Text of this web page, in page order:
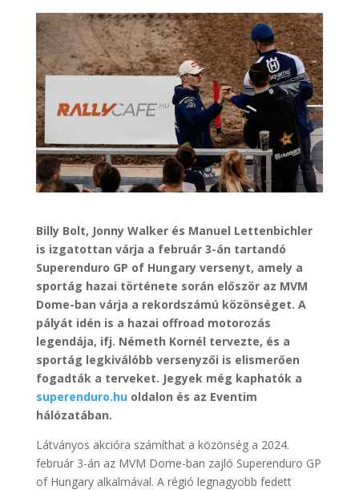
Billy Bolt, Jonny Walker és Manuel Lettenbichler
is izgatottan várja a február 3-án tartandó
Superenduro GP of Hungary versenyt, amely a
sportág hazai története során először az MVM
Dome-ban várja a rekordszámú közönséget. A
pályát idén is a hazai offroad motorozás
legendája, ifj. Németh Kornél tervezte, és a
sportág legkiválóbb versenyzői is elismerően
fogadták a terveket. Jegyek még kaphatók a
superenduro.huoldalon és az Eventim
hálózatában.
Látványos akcióra számíthat a közönség a 2024.
február 3-án az MVM Dome-ban zajló Superenduro GP
of Hungary alkalmával. A régió legnagyobb fedett